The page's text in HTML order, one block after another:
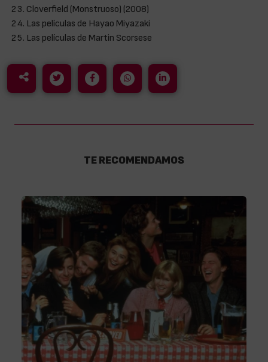
Cloverfield (Monstruoso) (2008)
Las películas de Hayao Miyazaki
Las películas de Martin Scorsese
TE RECOMENDAMOS